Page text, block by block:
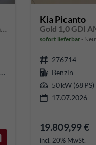
Gold 1,0 GDI AMT5 Automatik 50 kW (68 PS) Klimaanlage, Sitzheizung, Lenkradheizung, Navigationssystem, Radio, DAB, Android Auto, Apple CarPlay, Freisprecheinrichtung, Bluetooth, Rückfahrkamera, 15 Zoll Leichtmetallfelgen, uvm.
(ABP)AURORA BLACK PEARL
Fahrzeug parken
Kia Picanto
sofort lieferbar
276714
Benzin
50 kW (68 PS)
17.07.2026
19.809,99 €
incl. 20% MwSt.